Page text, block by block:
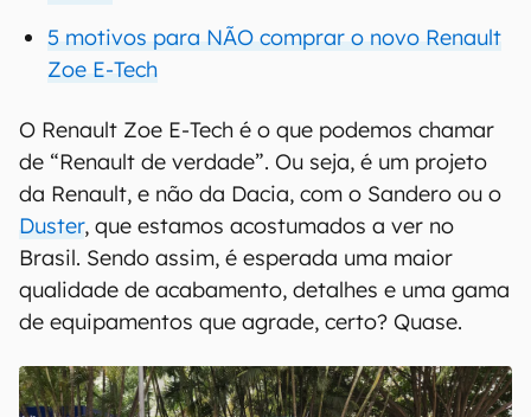
5 motivos para NÃO comprar o novo Renault
Zoe E-Tech
O Renault Zoe E-Tech é o que podemos chamar
de “Renault de verdade”. Ou seja, é um projeto
da Renault, e não da Dacia, com o Sandero ou o
Duster, que estamos acostumados a ver no
Brasil. Sendo assim, é esperada uma maior
qualidade de acabamento, detalhes e uma gama
de equipamentos que agrade, certo? Quase.